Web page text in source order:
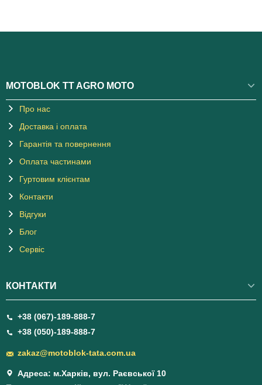
MOTOBLOK TT AGRO MOTO
Про нас
Доставка і оплата
Гарантія та повернення
Оплата частинами
Гуртовим клієнтам
Контакти
Відгуки
Блог
Сервіс
КОНТАКТИ
+38 (067)-189-888-7
+38 (050)-189-888-7
zakaz@motoblok-tata.com.ua
Адреса: м.Харків, вул. Раєвської 10